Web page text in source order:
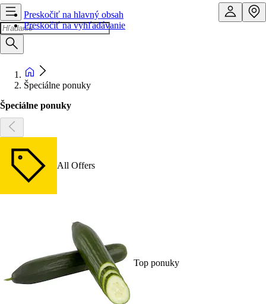
Preskočiť na hlavný obsah
Preskočiť na vyhľadávanie
Špeciálne ponuky
Špeciálne ponuky
All Offers
Top ponuky